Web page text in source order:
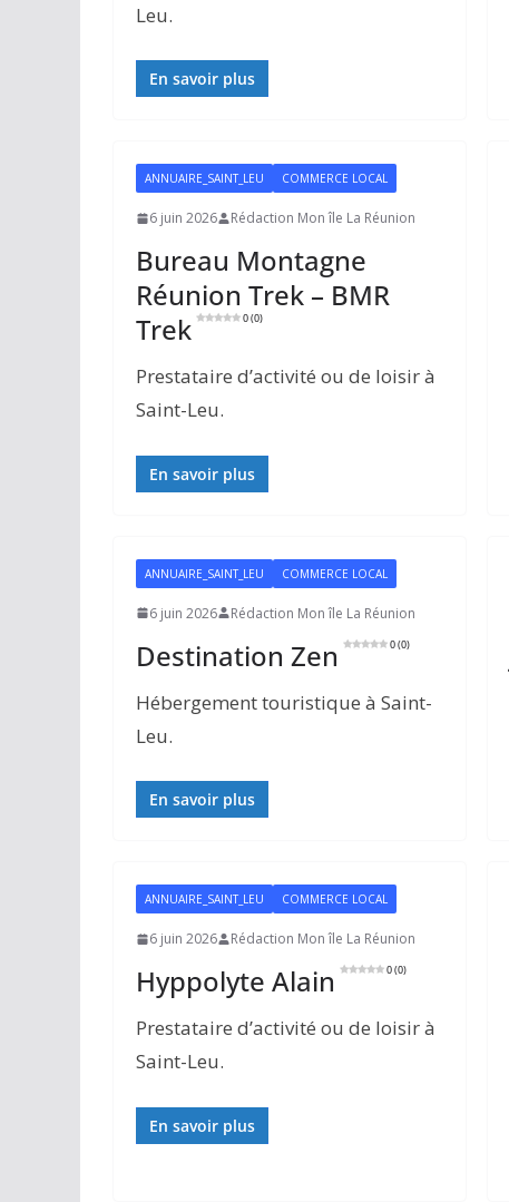
Leu.
En savoir plus
ANNUAIRE_SAINT_LEU COMMERCE LOCAL
6 juin 2026 Rédaction Mon île La Réunion
Bureau Montagne
Réunion Trek – BMR
Trek
0 (0)
Prestataire d’activité ou de loisir à
Saint-Leu.
En savoir plus
ANNUAIRE_SAINT_LEU COMMERCE LOCAL
6 juin 2026 Rédaction Mon île La Réunion
Destination Zen 0 (0)
Hébergement touristique à Saint-
Leu.
En savoir plus
ANNUAIRE_SAINT_LEU COMMERCE LOCAL
6 juin 2026 Rédaction Mon île La Réunion
Hyppolyte Alain 0 (0)
Prestataire d’activité ou de loisir à
Saint-Leu.
En savoir plus